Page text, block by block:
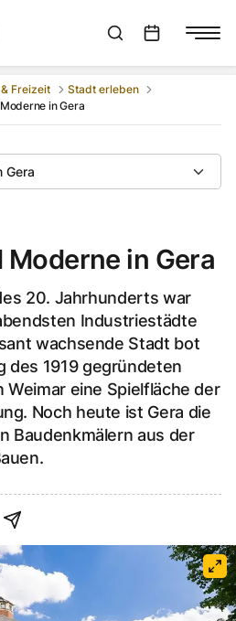
Wetter in GeraSuchleiste anzeigen
Freizeit
Stadt erleben
in Gera
Gera
Moderne in Gera
20. Jahrhunderts war
Industriestädte
wachsende Stadt bot
des 1919 gegründeten
Weimar eine Spielfläche der
Noch heute ist Gera die
Baudenkmälern aus der
Link teilen
shareViaEmail